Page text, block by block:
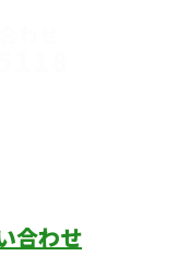
合わせ